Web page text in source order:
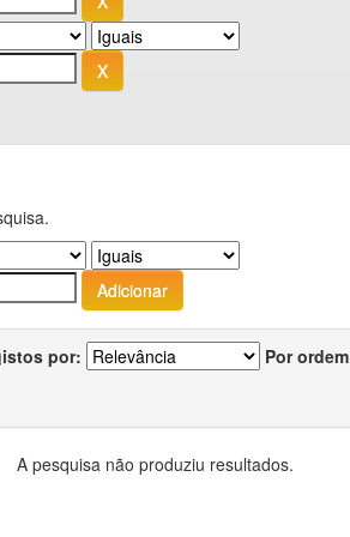
por: Por ordem
A pesquisa não produziu resultados.